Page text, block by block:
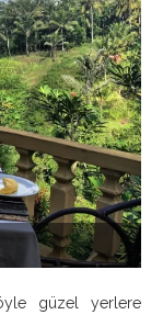
güzel yerlere